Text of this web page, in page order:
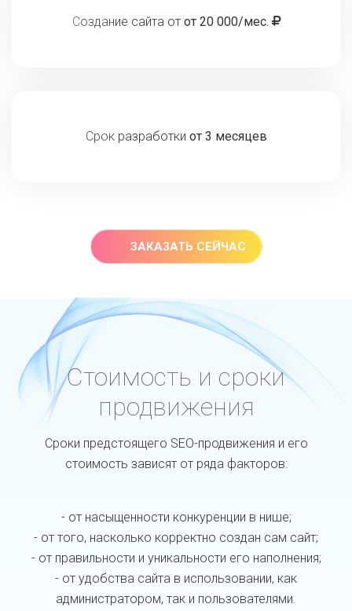
Создание сайта от от 20 000/мес.
Срок разработки от 3 месяцев
ЗАКАЗАТЬ СЕЙЧАС
Стоимость и сроки
продвижения
Сроки предстоящего SEO-продвижения и его
стоимость зависят от ряда факторов:
- от насыщенности конкуренции в нише;
- от того, насколько корректно создан сам сайт;
- от правильности и уникальности его наполнения;
- от удобства сайта в использовании, как
администратором, так и пользователями.